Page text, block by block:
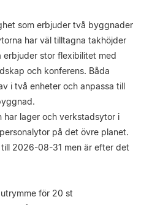
som erbjuder två byggnader
har väl tilltagna takhöjder
erbjuder stor flexibilitet med
och konferens. Båda
i två enheter och anpassa till
har lager och verkstadsytor i
på det övre planet.
2026-08-31 men är efter det
för 20 st